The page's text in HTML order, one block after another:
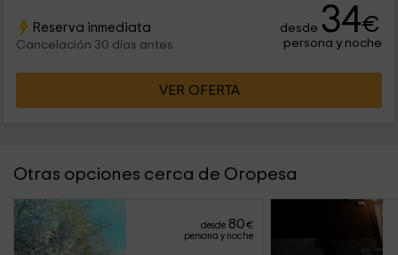
Reserva inmediata
Cancelación 30 días antes
desde 34€
persona y noche
VER OFERTA
Otras opciones cerca de Oropesa
desde 80€
persona y noche